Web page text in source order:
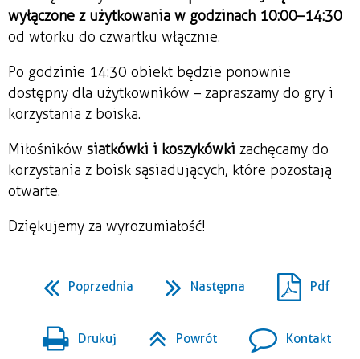
wyłączone z użytkowania w godzinach 10:00–14:30
od wtorku do czwartku włącznie.
Po godzinie 14:30 obiekt będzie ponownie
dostępny dla użytkowników – zapraszamy do gry i
korzystania z boiska.
Miłośników siatkówki i koszykówki zachęcamy do
korzystania z boisk sąsiadujących, które pozostają
otwarte.
Dziękujemy za wyrozumiałość!
Poprzednia Następna Pdf
Drukuj Powrót Kontakt